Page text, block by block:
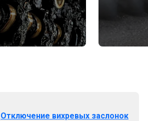
Отключение вихревых заслонок